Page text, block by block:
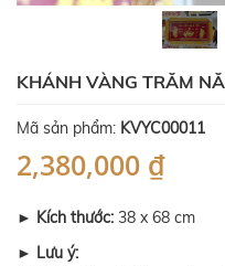
KHÁNH VÀNG TRĂM
Mã sản phẩm: KVYC00011
2,380,000 ₫
► Kích thước: 38 x 68 cm
► Lưu ý: